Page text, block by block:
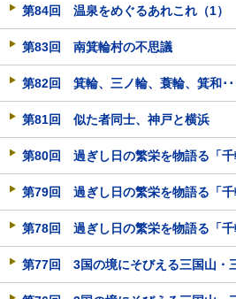
第84回 温泉をめぐるあれこれ（1）
第83回 南箕輪村の不思議
第82回 箕輪、三ノ輪、蓑輪、箕和･･
第81回 似た者同士、神戸と横浜
第80回 過ぎし日の繁栄を物語る「千
第79回 過ぎし日の繁栄を物語る「千
第78回 過ぎし日の繁栄を物語る「千
第77回 3国の境にそびえる三国山・